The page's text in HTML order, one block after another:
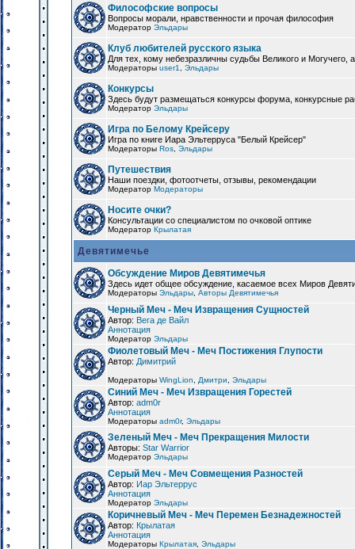
Философские вопросы
Вопросы морали, нравственности и прочая философия
Модератор Эльдары
Клуб любителей русского языка
Для тех, кому небезразличны судьбы Великого и Могучего,
Модераторы user1 Эльдары
Конкурсы
Здесь будут размещаться конкурсы форума, конкурсные
Модератор Эльдары
Игра по Белому Крейсеру
Игра по книге Иара Эльтерруса "Белый Крейсер"
Модераторы Ros Эльдары
Путешествия
Наши поездки, фотоотчеты, отзывы, рекомендации
Модератор Модераторы
Носите очки?
Консультации со специалистом по очковой оптике
Модератор Крылатая
Девятимечье
Обсуждение Миров Девятимечья
Здесь идет общее обсуждение, касаемое всех Миров
Модераторы Эльдары Авторы Девятимечья
Черный Меч - Меч Извращения Сущностей
Автор: Вега де Вайл
Аннотация
Модератор Эльдары
Фиолетовый Меч - Меч Постижения Глупости
Автор: Димитрий
Модераторы WingLion Дмитри Эльдары
Синий Меч - Меч Извращения Горестей
Автор: adm0r
Аннотация
Модераторы adm0r, Эльдары
Зеленый Меч - Меч Прекращения Милости
Авторы: Star Warrior
Модератор Эльдары
Серый Меч - Меч Совмещения Разностей
Автор: Иар Эльтеррус
Аннотация
Модератор Эльдары
Коричневый Меч - Меч Перемен Безнадежностей
Автор: Крылатая
Аннотация
Модераторы Крылатая Эльдары